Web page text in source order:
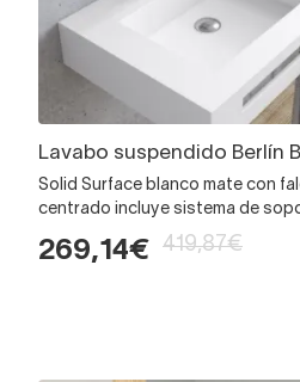
Lavabo suspendido Berlín
Solid Surface blanco mate con
centrado incluye sistema de
269,14€ 419,87€